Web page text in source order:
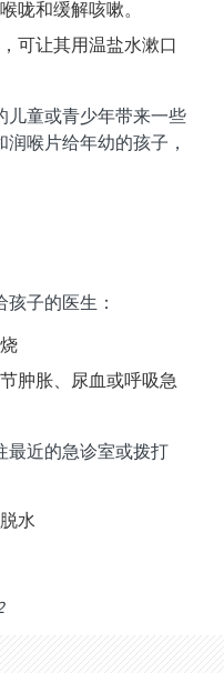
咙和缓解咳嗽。
可让其用温盐水漱口
儿童或青少年带来一些
喉片给年幼的孩子，
子的医生：
肿胀、尿血或呼吸急
最近的急诊室或拨打
水